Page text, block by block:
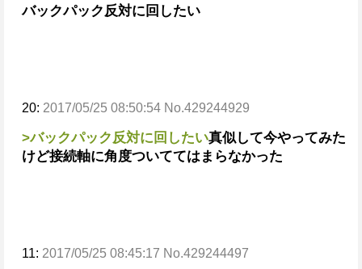
バックパック反対に回したい
20: 2017/05/25 08:50:54 No.429244929
>バックパック反対に回したい真似して今やってみた
けど接続軸に角度ついててはまらなかった
11: 2017/05/25 08:45:17 No.429244497